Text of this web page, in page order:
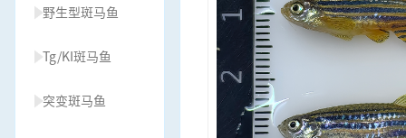
野生型斑马鱼
Tg/KI斑马鱼
突变斑马鱼